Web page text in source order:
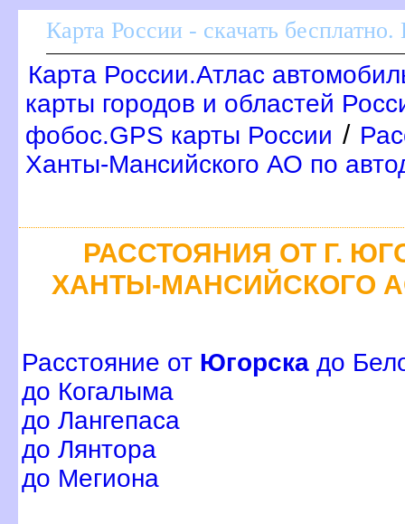
Карта России - скачать
Карта России.Атлас
карты городов и областей
фобос.GPS карты России /
Ханты-Мансийского АО по
РАССТОЯНИЯ ОТ Г.
ХАНТЫ-МАНСИЙСКОГО
Расстояние от Югорска до
до Когалыма
до Лангепаса
до Лянтора
до Мегиона